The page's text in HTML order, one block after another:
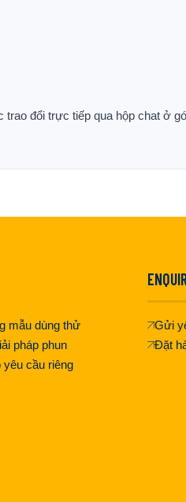
trao đổi trực tiếp qua hộp chat ở
mẫu dùng thử
pháp phun
yêu cầu riêng
Gửi
Đặt